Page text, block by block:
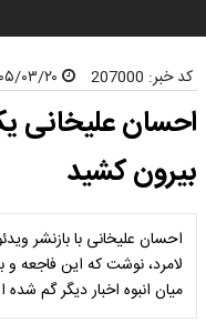
کد خبر: 207000
احسان علیخانی
بیرون کشید
احسان علیخانی با بازنشر
لامرد، نوشت که این فاجعه و
میان انبوه اخبار دیگر گم